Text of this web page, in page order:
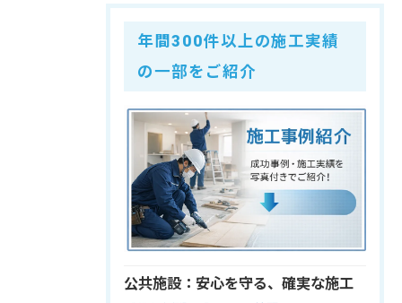
年間300件以上の施工実績
の一部をご紹介
公共施設：安心を守る、確実な施工